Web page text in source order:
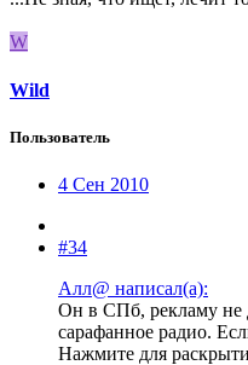
W
Wild
Пользователь
4 Сен 2010
#34
Алл@ написал(а):
Он в СПб, рекламу не
сарафанное радио.
Нажмите для